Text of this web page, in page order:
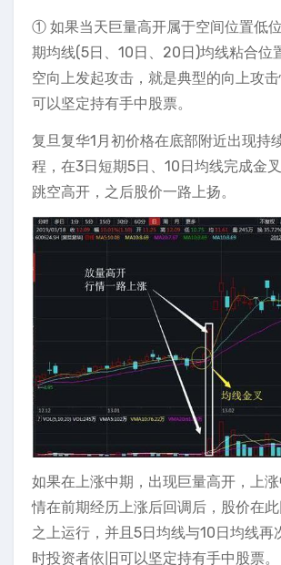
① 如果当天巨量高开属于空间位置低
期均线(5日、10日、20日)均线粘合位
空向上发起攻击，就是典型的向上攻
可以坚定持有手中股票。
复旦复华1月初价格在底部附近出现持
程，在3日短期5日、10日均线完成金
跳空高开，之后股价一路上扬。
如果在上涨中期，出现巨量高开，上
情在前期经历上涨后回调后，股价在
之上运行，并且5日均线与10日均线再
时投资者依旧可以坚定持有手中股票。